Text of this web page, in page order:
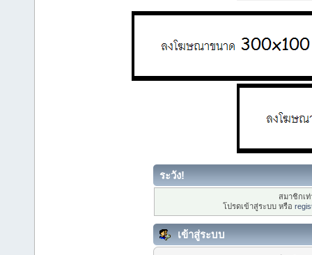
ระวัง!
สมาชิกเ
โปรดเข้าสู่ระบบ หรือ
เข้าสู่ระบบ